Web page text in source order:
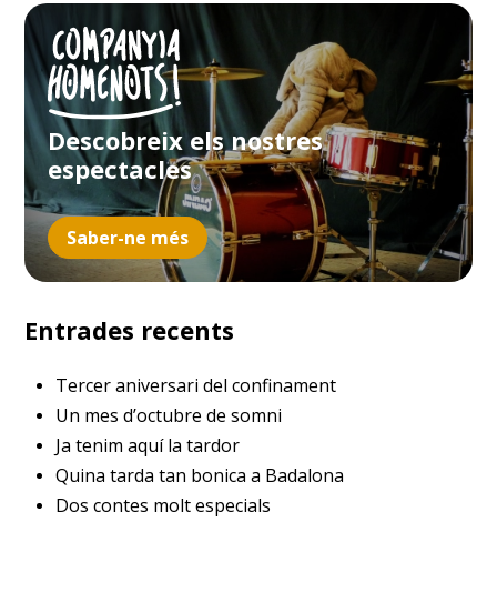
Descobreix els nostres
espectacles
Saber-ne més
Entrades recents
Tercer aniversari del confinament
Un mes d’octubre de somni
Ja tenim aquí la tardor
Quina tarda tan bonica a Badalona
Dos contes molt especials